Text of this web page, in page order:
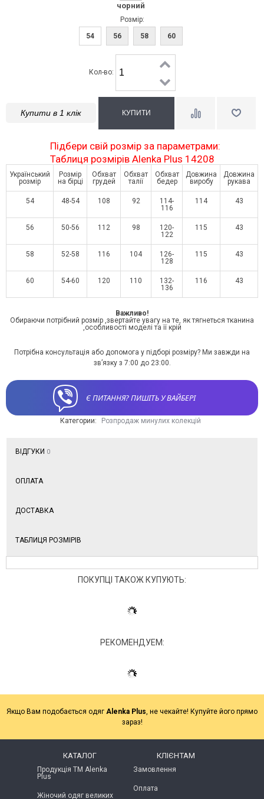
чорний
Розмір:
54
56 58 60
Кол-во:
Купити в 1 клік
Підбери свій розмір за параметрами:
Таблиця розмірів Alenka Plus 14208
Український
розмір
Розмір
на бірці
Обхват
грудей
Обхват
талії
Обхват
бедер
Довжина
виробу
Довжина
рукава
54 48-54 108 92
114-
116
114 43
56 50-56 112 98
120-
122
115 43
58 52-58 116 104
126-
128
115 43
60 54-60 120 110
132-
136
116 43
Важливо!
Обираючи потрібний розмір ,звертайте увагу на те, як тягнеться тканина
,особливості моделі та її крій
Потрібна консультація або допомога у підборі розміру? Ми завжди на
зв’язку з 7:00 до 23:00.
Є ПИТАННЯ? ПИШІТЬ У ВАЙБЕРІ
Категории: Розпродаж минулих колекцій
ВІДГУКИ 0
ОПЛАТА
ДОСТАВКА
ТАБЛИЦЯ РОЗМІРІВ
ПОКУПЦІ ТАКОЖ КУПУЮТЬ:
РЕКОМЕНДУЕМ:
Якщо Вам подобається одяг Alenka Plus , не чекайте! Купуйте його прямо
зараз!
КАТАЛОГ
Продукція ТМ Alenka
Plus
Жіночий одяг великих
КЛІЄНТАМ
Замовлення
Оплата